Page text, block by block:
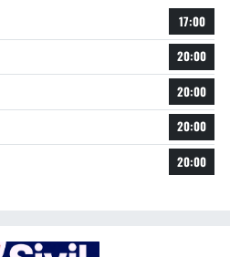
17:00
20:00
20:00
20:00
20:00